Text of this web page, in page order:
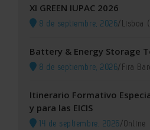
XI GREEN IUPAC 2026
8 de septiembre, 2026/Lisboa
Battery & Energy Storage
8 de septiembre, 2026/Fira
Itinerario Formativo
y para las EICIS
14 de septiembre, 2026/Online